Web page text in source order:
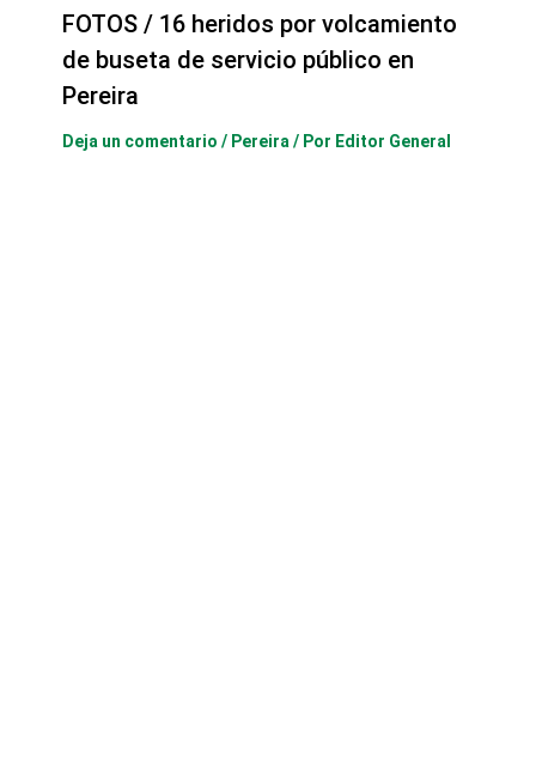
FOTOS / 16 heridos por volcamiento
de buseta de servicio público en
Pereira
Deja un comentario / Pereira / Por Editor General